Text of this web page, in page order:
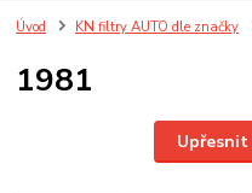
Úvod KN filtry AUTO dle značky
1981